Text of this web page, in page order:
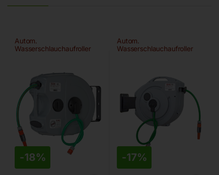
Autom.
Wasserschlauchaufroller
-18%
Autom.
Wasserschlauchaufroller
-17%